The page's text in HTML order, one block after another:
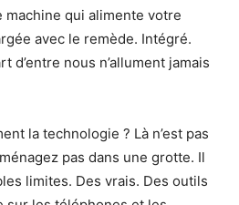
machine qui alimente votre
avec le remède. Intégré.
d’entre nous n’allument jamais
la technologie ? Là n’est pas
pas dans une grotte. Il
limites. Des vrais. Des outils